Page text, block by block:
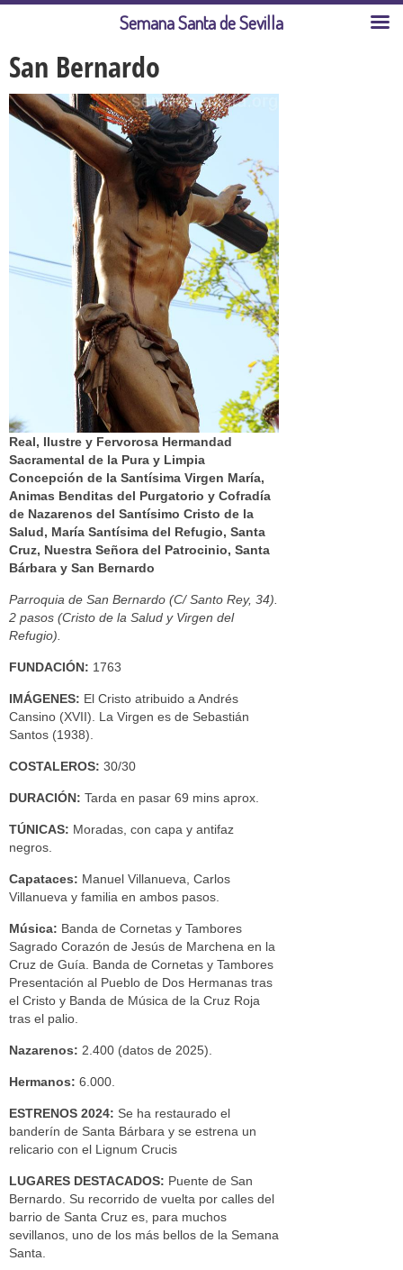
San Bernardo
Real, Ilustre y Fervorosa Hermandad
Sacramental de la Pura y Limpia
Concepción de la Santísima Virgen María,
Animas Benditas del Purgatorio y Cofradía
de Nazarenos del Santísimo Cristo de la
Salud, María Santísima del Refugio, Santa
Cruz, Nuestra Señora del Patrocinio, Santa
Bárbara y San Bernardo
Parroquia de San Bernardo (C/ Santo Rey, 34).
2 pasos (Cristo de la Salud y Virgen del
Refugio).
FUNDACIÓN: 1763
IMÁGENES: El Cristo atribuido a Andrés
Cansino (XVII). La Virgen es de Sebastián
Santos (1938).
COSTALEROS: 30/30
DURACIÓN: Tarda en pasar 69 mins aprox.
TÚNICAS: Moradas, con capa y antifaz
negros.
Capataces: Manuel Villanueva, Carlos
Villanueva y familia en ambos pasos.
Música: Banda de Cornetas y Tambores
Sagrado Corazón de Jesús de Marchena en la
Cruz de Guía. Banda de Cornetas y Tambores
Presentación al Pueblo de Dos Hermanas tras
el Cristo y Banda de Música de la Cruz Roja
tras el palio.
Nazarenos: 2.400 (datos de 2025).
Hermanos: 6.000.
ESTRENOS 2024: Se ha restaurado el
banderín de Santa Bárbara y se estrena un
relicario con el Lignum Crucis
LUGARES DESTACADOS: Puente de San
Bernardo. Su recorrido de vuelta por calles del
barrio de Santa Cruz es, para muchos
sevillanos, uno de los más bellos de la Semana
Santa.
Semana Santa de Sevilla